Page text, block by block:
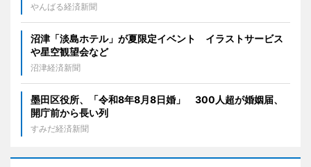
やんばる経済新聞
沼津「淡島ホテル」が夏限定イベント イラストサービス
や星空観望会など
沼津経済新聞
墨田区役所、「令和8年8月8日婚」 300人超が婚姻届、
開庁前から長い列
すみだ経済新聞